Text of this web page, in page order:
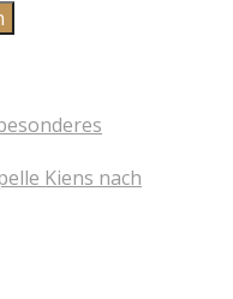
Kiens nach